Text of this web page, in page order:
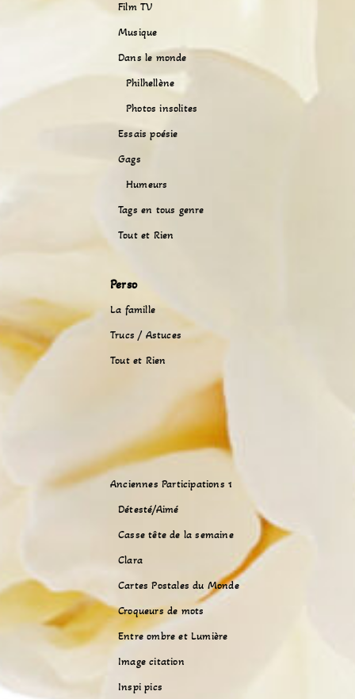
Film TV
Musique
Dans le monde
Philhellène
Photos insolites
Essais poésie
Gags
Humeurs
Tags en tous genre
Tout et Rien
Perso
La famille
Trucs / Astuces
Tout et Rien
Anciennes Participations 1
Détesté/Aimé
Casse tête de la semaine
Clara
Cartes Postales du Monde
Croqueurs de mots
Entre ombre et Lumière
Image citation
Inspi pics